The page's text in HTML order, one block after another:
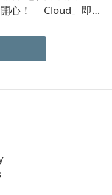
」即代
」台灣經典好食選物